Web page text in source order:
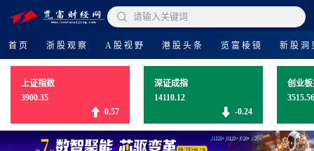
 请输入关键词
首页 浙股观察 A股视野 港股头条 览富棱镜 新股洞
上证指数
3900.35
0.57
深证成指
14110.12
-0.24
创业
3515.56